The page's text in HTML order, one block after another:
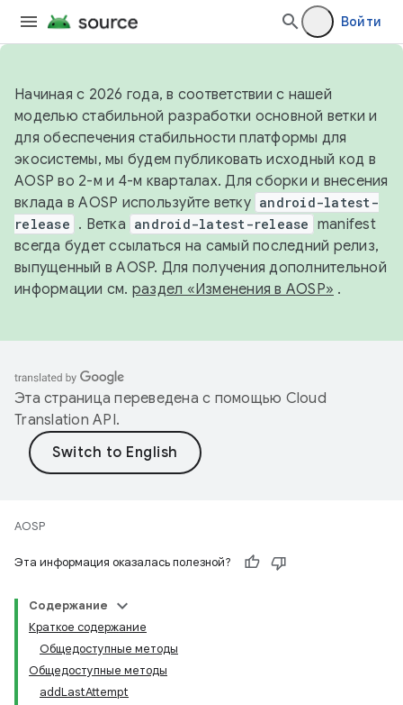
Войти
Начиная с 2026 года, в соответствии с нашей
моделью стабильной разработки основной ветки и
для обеспечения стабильности платформы для
экосистемы, мы будем публиковать исходный код в
AOSP во 2-м и 4-м кварталах. Для сборки и внесения
вклада в AOSP используйте ветку android-latest-
release . Ветка android-latest-release manifest
всегда будет ссылаться на самый последний релиз,
выпущенный в AOSP. Для получения дополнительной
информации см. раздел «Изменения в AOSP» .
Эта страница переведена с помощью Cloud
Translation API.
AOSP
Эта информация оказалась полезной?
Содержание
Краткое содержание
Общедоступные методы
Общедоступные методы
addLastAttempt